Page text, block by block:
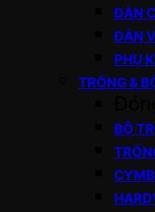
ĐÀN
ĐÀN
PHỤ
TRỐNG &
BỘ